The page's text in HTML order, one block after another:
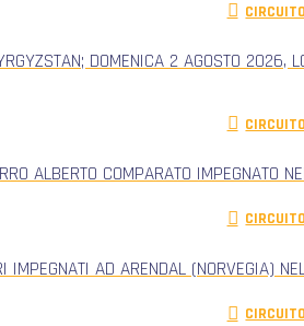
CIRCUITO
DOMENICA 2 AGOSTO 2026,
CIRCUITO
ALBERTO COMPARATO
CIRCUITO
IMPEGNATI AD ARENDAL (NORVEGIA)
CIRCUITO